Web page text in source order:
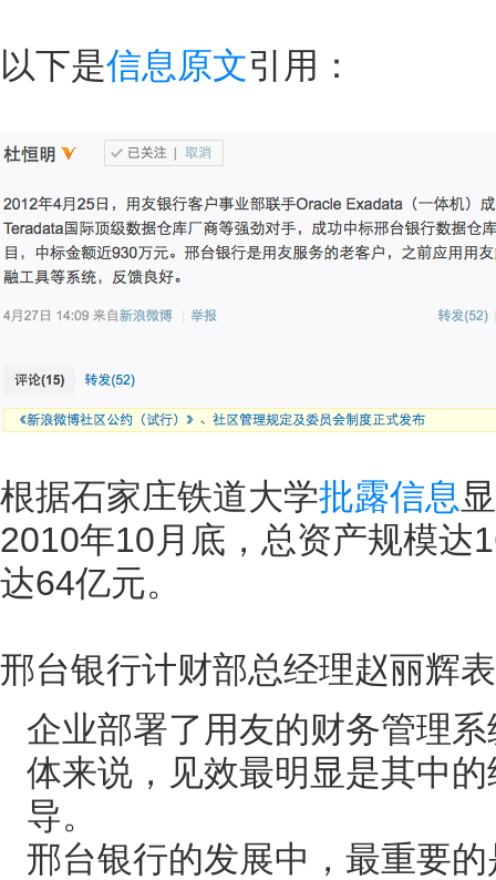
以下是信息原文引用：
根据石家庄铁道大学批露信息
2010年10月底，总资产规模达
达64亿元。
邢台银行计财部总经理赵丽辉
企业部署了用友的财务管理
体来说，见效最明显是其中
导。
邢台银行的发展中，最重要